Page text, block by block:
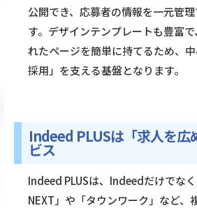
公開でき、応募者の情報を一元管
す。デザインテンプレートも豊富
れたページを簡単に持てるため、
採用」を支える基盤となります。
Indeed PLUSは「求人を広
ビス
Indeed PLUSは、Indeedだけでな
NEXT」や「タウンワーク」など、